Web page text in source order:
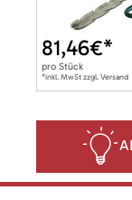
81,46€*
pro Stück
*inkl. MwSt zzgl. Versand